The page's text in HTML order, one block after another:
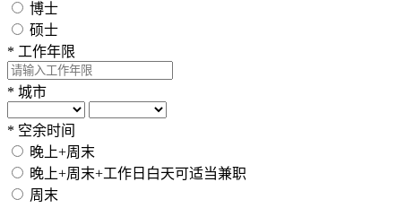
博士
硕士
* 工作年限
* 城市
* 空余时间
晚上+周末
晚上+周末+工作日白天可适当兼职
周末